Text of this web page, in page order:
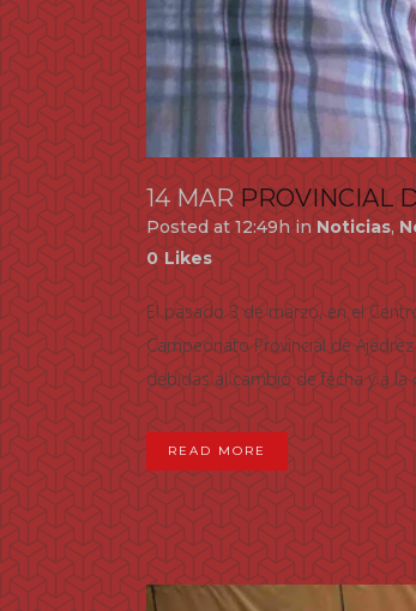
14 MAR PROVINCIAL
Posted at 12:49hinNoticias,
0 Likes
El pasado 3 de marzo, en el
Campeonato Provincial de
debidas al cambio de fecha y a la
READ MORE